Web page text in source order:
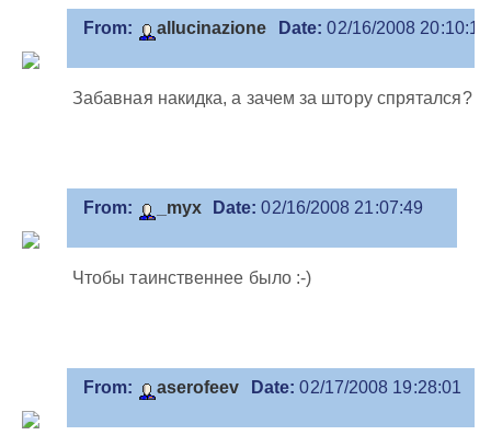
From: allucinazione Date: 02/16/2008 20:10:16
Забавная накидка, а зачем за штору спрятался? :)
From: _myx Date: 02/16/2008 21:07:49
Чтобы таинственнее было :-)
From: aserofeev Date: 02/17/2008 19:28:01